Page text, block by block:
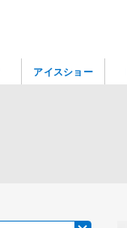
アイスショー